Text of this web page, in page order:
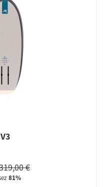
€
81%